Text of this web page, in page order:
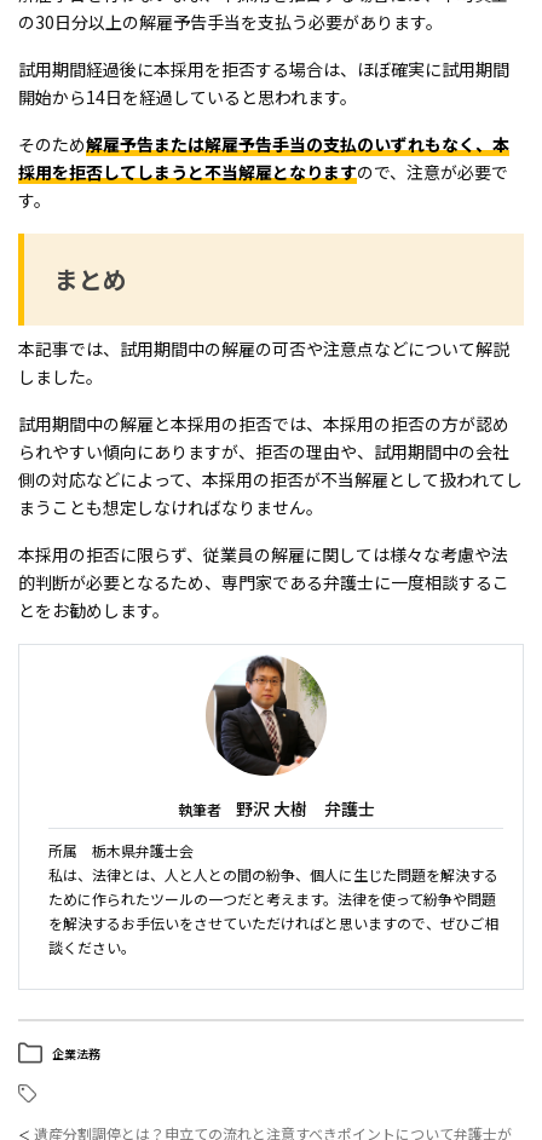
の30日分以上の解雇予告手当を支払う必要があります。
試用期間経過後に本採用を拒否する場合は、ほぼ確実に試用期間
開始から14日を経過していると思われます。
そのため解雇予告または解雇予告手当の支払のいずれもなく、本
採用を拒否してしまうと不当解雇となりますので、注意が必要で
す。
まとめ
本記事では、試用期間中の解雇の可否や注意点などについて解説
しました。
試用期間中の解雇と本採用の拒否では、本採用の拒否の方が認め
られやすい傾向にありますが、拒否の理由や、試用期間中の会社
側の対応などによって、本採用の拒否が不当解雇として扱われてし
まうことも想定しなければなりません。
本採用の拒否に限らず、従業員の解雇に関しては様々な考慮や法
的判断が必要となるため、専門家である弁護士に一度相談するこ
とをお勧めします。
執筆者 野沢 大樹 弁護士
所属 栃木県弁護士会
私は、法律とは、人と人との間の紛争、個人に生じた問題を解決する
ために作られたツールの一つだと考えます。法律を使って紛争や問題
を解決するお手伝いをさせていただければと思いますので、ぜひご相
談ください。
企業法務
＜ 遺産分割調停とは？申立ての流れと注意すべきポイントについて弁護士が